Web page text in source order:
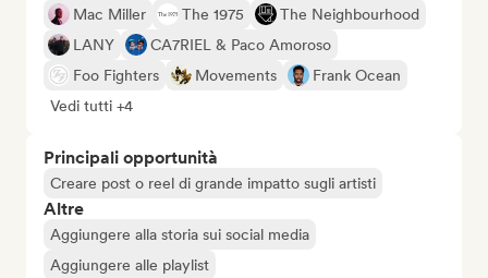
Mac Miller The 1975
The Neighbourhood
LANY
CA7RIEL & Paco Amoroso
Foo Fighters
Movements
Frank Ocean
Vedi tutti +4
Principali opportunità
Creare post o reel di grande impatto sugli artisti
Altre
Aggiungere alla storia sui social media
Aggiungere alle playlist